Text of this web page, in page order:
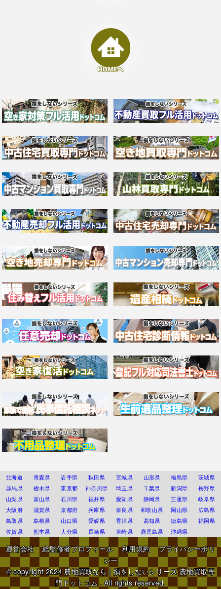
北海道 青森県 岩手県 秋田県 宮城県 山形県 福島県
茨城県
群馬県
栃木県 東京都 神奈川県 埼玉県 千葉県 新潟県
長野県
山梨県
富山県 石川県 福井県 愛知県 静岡県 三重県
岐阜県
大阪府
滋賀県 京都府 兵庫県 奈良県 和歌山県 岡山県
広島県
鳥取県
島根県 山口県 愛媛県 香川県 高知県 徳島県
福岡県
佐賀県
熊本県 大分県 長崎県 宮崎県 鹿児島県 沖縄県
運営会社 総監修者プロフィール 利用規約
プライバシーポリ
シー
© copyright 2024農地買取なら｜損をしないシリーズ 農地買取専
門ドットコム . All rights reserved.